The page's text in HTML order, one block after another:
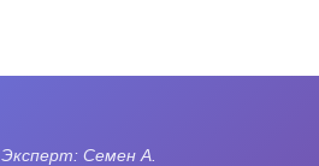
Эксперт: Семен А.